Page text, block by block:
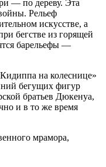
— по дереву. Эта
Рельеф
искусстве, а
бегстве из горящей
барельефы —
на колеснице»
бегущих фигур
братьев Дюкенуа,
и в то же время
мрамора,